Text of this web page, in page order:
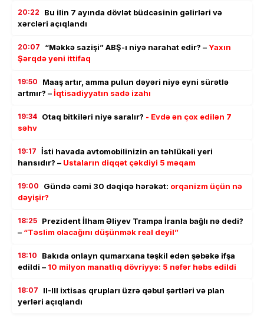
20:22
Bu ilin 7 ayında dövlət büdcəsinin gəlirləri və
xərcləri açıqlandı
20:07 “Məkkə sazişi” ABŞ-ı niyə narahat edir? –Yaxın
Şərqdə yeni ittifaq
19:50
Maaş artır, amma pulun dəyəri niyə eyni sürətlə
artmır? –İqtisadiyyatın sadə izahı
19:34 Otaq bitkiləri niyə saralır? - Evdə ən çox edilən 7
səhv
19:17 İsti havada avtomobilinizin ən təhlükəli yeri
hansıdır? – Ustaların diqqət çəkdiyi 5 məqam
19:00 Gündə cəmi 30 dəqiqə hərəkət: orqanizm üçün nə
dəyişir?
18:25 Prezident İlham Əliyev Trampa İranla bağlı nə dedi?
– “Təslim olacağını düşünmək real deyil”
18:10
Bakıda onlayn qumarxana təşkil edən şəbəkə ifşa
edildi – 10 milyon manatlıq dövriyyə: 5 nəfər həbs edildi
18:07
II-III ixtisas qrupları üzrə qəbul şərtləri və plan
yerləri açıqlandı